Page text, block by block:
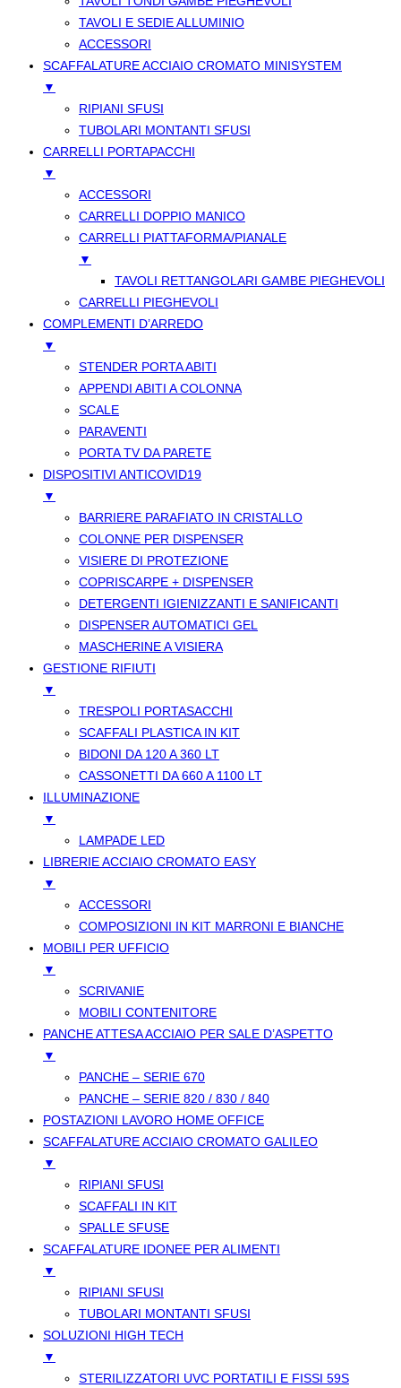
TAVOLI E SEDIE ALLUMINIO
ACCESSORI
SCAFFALATURE ACCIAIO CROMATO MINISYSTEM
▼
RIPIANI SFUSI
TUBOLARI MONTANTI SFUSI
CARRELLI PORTAPACCHI
▼
ACCESSORI
CARRELLI DOPPIO MANICO
CARRELLI PIATTAFORMA/PIANALE
▼
TAVOLI RETTANGOLARI GAMBE PIEGHEVOLI
CARRELLI PIEGHEVOLI
COMPLEMENTI D’ARREDO
▼
STENDER PORTA ABITI
APPENDI ABITI A COLONNA
SCALE
PARAVENTI
PORTA TV DA PARETE
DISPOSITIVI ANTICOVID19
▼
BARRIERE PARAFIATO IN CRISTALLO
COLONNE PER DISPENSER
VISIERE DI PROTEZIONE
COPRISCARPE + DISPENSER
DETERGENTI IGIENIZZANTI E SANIFICANTI
DISPENSER AUTOMATICI GEL
MASCHERINE A VISIERA
GESTIONE RIFIUTI
▼
TRESPOLI PORTASACCHI
SCAFFALI PLASTICA IN KIT
BIDONI DA 120 A 360 LT
CASSONETTI DA 660 A 1100 LT
ILLUMINAZIONE
▼
LAMPADE LED
LIBRERIE ACCIAIO CROMATO EASY
▼
ACCESSORI
COMPOSIZIONI IN KIT MARRONI E BIANCHE
MOBILI PER UFFICIO
▼
SCRIVANIE
MOBILI CONTENITORE
PANCHE ATTESA ACCIAIO PER SALE D’ASPETTO
▼
PANCHE – SERIE 670
PANCHE – SERIE 820 / 830 / 840
POSTAZIONI LAVORO HOME OFFICE
SCAFFALATURE ACCIAIO CROMATO GALILEO
▼
RIPIANI SFUSI
SCAFFALI IN KIT
SPALLE SFUSE
SCAFFALATURE IDONEE PER ALIMENTI
▼
RIPIANI SFUSI
TUBOLARI MONTANTI SFUSI
SOLUZIONI HIGH TECH
▼
STERILIZZATORI UVC PORTATILI E FISSI 59S